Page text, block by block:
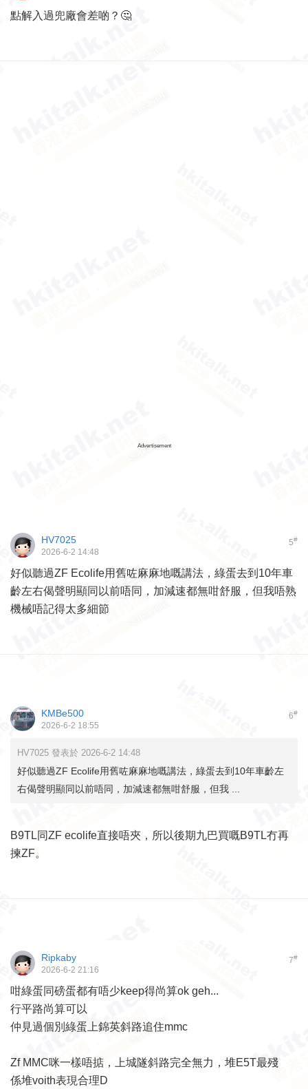
點解入過兜廠會差啲？🤔
Advertisement
5#
HV7025
2026-6-2 14:48
好似聽過ZF Ecolife用舊咗麻麻地嘅講法，綠蛋去到10年車
齡左右偈聲明顯同以前唔同，加減速都無咁舒服，但我唔熟
機械唔記得太多細節
6#
KMBe500
2026-6-2 18:55
HV7025 發表於 2026-6-2 14:48
好似聽過ZF Ecolife用舊咗麻麻地嘅講法，綠蛋去到10年車齡左
右偈聲明顯同以前唔同，加減速都無咁舒服，但我 ...
B9TL同ZF ecolife直接唔夾，所以後期九巴買嘅B9TL冇再
揀ZF。
7#
Ripkaby
2026-6-2 21:16
咁綠蛋同磅蛋都有唔少keep得尚算ok geh...
行平路尚算可以
仲見過個別綠蛋上錦英斜路追住mmc
Zf MMC咪一樣唔掂，上城隧斜路完全無力，堆E5T最殘
係堆voith表現合理D